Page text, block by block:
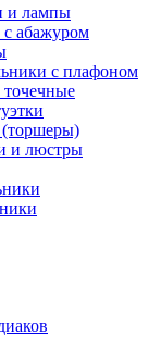
и лампы
абажуром
с плафоном
(торшеры)
и люстры